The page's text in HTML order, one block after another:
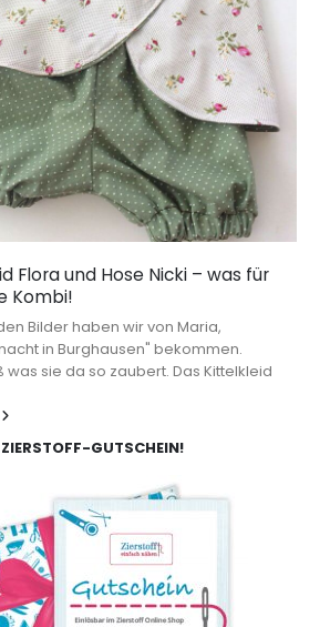
Flora und Hose Nicki – was für
Kombi!
Bilder haben wir von Maria,
in Burghausen" bekommen.
was sie da so zaubert. Das Kittelkleid
ZIERSTOFF-GUTSCHEIN!